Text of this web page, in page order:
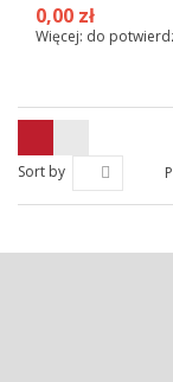
0,00 zł
Więcej: do
Sort by